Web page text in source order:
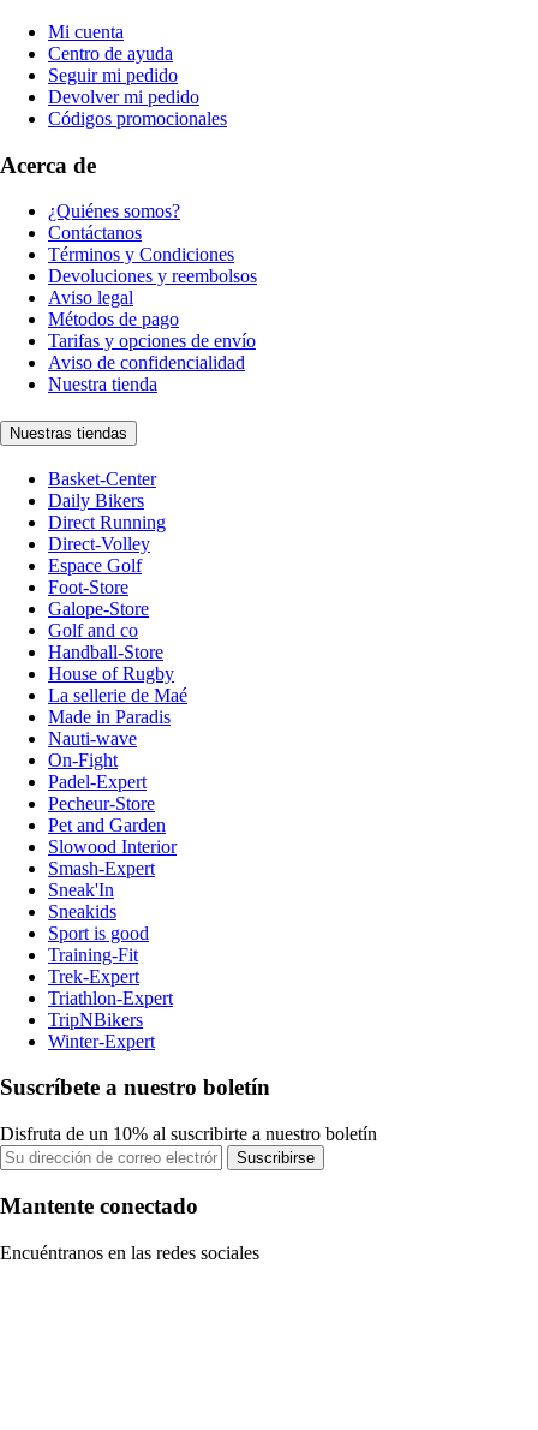
Mi cuenta
Centro de ayuda
Seguir mi pedido
Devolver mi pedido
Códigos promocionales
Acerca de
¿Quiénes somos?
Contáctanos
Términos y Condiciones
Devoluciones y reembolsos
Aviso legal
Métodos de pago
Tarifas y opciones de envío
Aviso de confidencialidad
Nuestra tienda
Nuestras tiendas
Basket-Center
Daily Bikers
Direct Running
Direct-Volley
Espace Golf
Foot-Store
Galope-Store
Golf and co
Handball-Store
House of Rugby
La sellerie de Maé
Made in Paradis
Nauti-wave
On-Fight
Padel-Expert
Pecheur-Store
Pet and Garden
Slowood Interior
Smash-Expert
Sneak'In
Sneakids
Sport is good
Training-Fit
Trek-Expert
Triathlon-Expert
TripNBikers
Winter-Expert
Suscríbete a nuestro boletín
Disfruta de un 10% al suscribirte a nuestro boletín
Suscribirse
Mantente conectado
Encuéntranos en las redes sociales